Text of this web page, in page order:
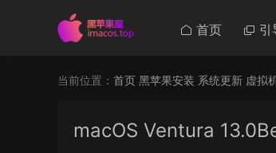
首页 引
当前位置： 首页 黑苹果安装 系统更新 虚拟
macOS Ventura